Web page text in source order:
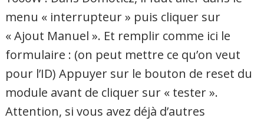
menu « interrupteur » puis cliquer sur
« Ajout Manuel ». Et remplir comme ici le
formulaire : (on peut mettre ce qu’on veut
pour l’ID) Appuyer sur le bouton de reset du
module avant de cliquer sur « tester ».
Attention, si vous avez déjà d’autres